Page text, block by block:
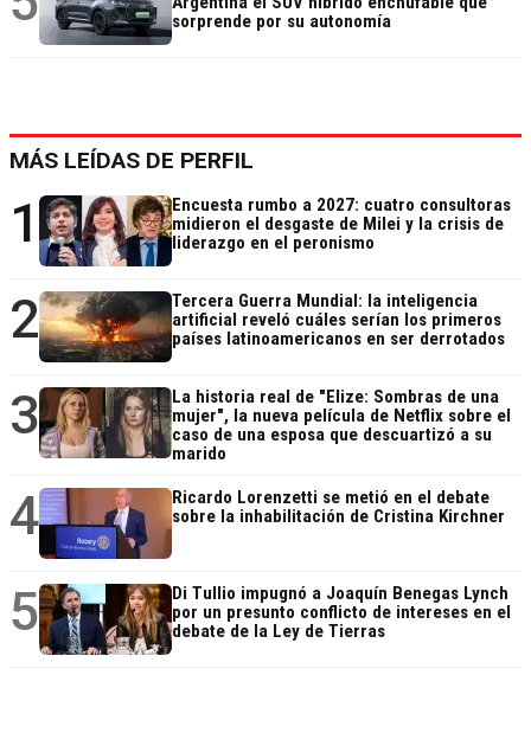
sorprende por su autonomía
MÁS LEÍDAS DE PERFIL
1
Encuesta rumbo a 2027: cuatro consultoras
midieron el desgaste de Milei y la crisis de
liderazgo en el peronismo
2
Tercera Guerra Mundial: la inteligencia
artificial reveló cuáles serían los primeros
países latinoamericanos en ser derrotados
3
La historia real de "Elize: Sombras de una
mujer", la nueva película de Netflix sobre el
caso de una esposa que descuartizó a su
marido
4
Ricardo Lorenzetti se metió en el debate
sobre la inhabilitación de Cristina Kirchner
5
Di Tullio impugnó a Joaquín Benegas Lynch
por un presunto conflicto de intereses en el
debate de la Ley de Tierras